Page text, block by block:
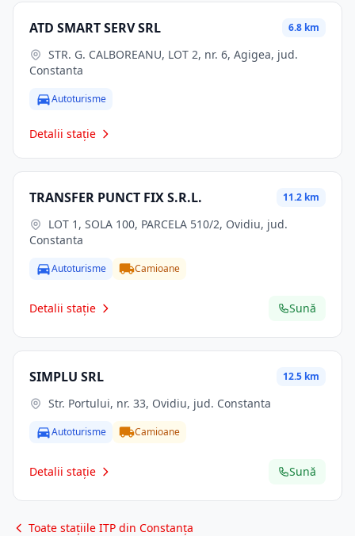
ATD SMART SERV SRL 6.8 km
Constanta
Autoturisme
Detalii stație
TRANSFER PUNCT FIX S.R.L. 11.2 km
Constanta
Autoturisme Camioane
Detalii stație Sună
SIMPLU SRL 12.5 km
Str. Portului, nr. 33, Ovidiu, jud. Constanta
Autoturisme Camioane
Detalii stație Sună
Toate stațiile ITP din Constanța